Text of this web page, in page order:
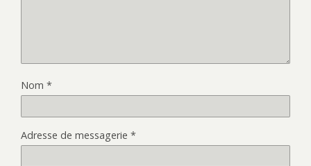
Nom *
Adresse de messagerie *